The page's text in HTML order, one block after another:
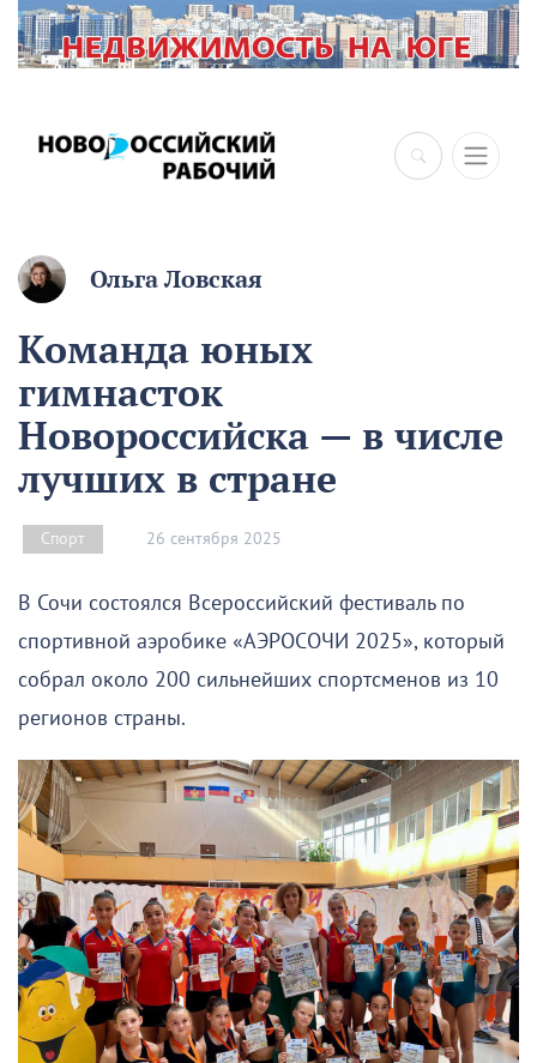
×
Ольга Ловская
Команда юных
гимнасток
Новороссийска — в числе
лучших в стране
Спорт 26 сентября 2025
В Сочи состоялся Всероссийский фестиваль по
спортивной аэробике «АЭРОСОЧИ 2025», который
собрал около 200 сильнейших спортсменов из 10
регионов страны.